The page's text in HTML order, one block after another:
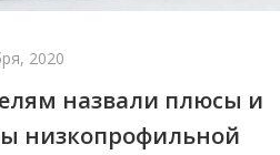
2020
назвали плюсы и
низкопрофильной